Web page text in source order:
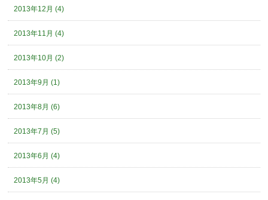
2013年12月 (4)
2013年11月 (4)
2013年10月 (2)
2013年9月 (1)
2013年8月 (6)
2013年7月 (5)
2013年6月 (4)
2013年5月 (4)